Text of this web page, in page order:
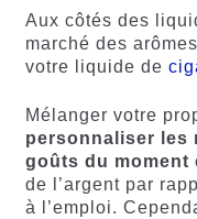
Aux côtés des
marché des
votre liquide de
Mélanger votre
personnaliser les
goûts du moment
de l’argent par
à l’emploi.